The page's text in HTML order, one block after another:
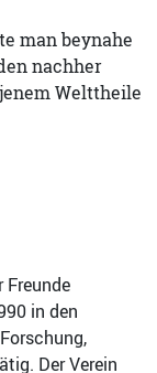
man beynahe
nachher
Welttheile
in den
Der Verein